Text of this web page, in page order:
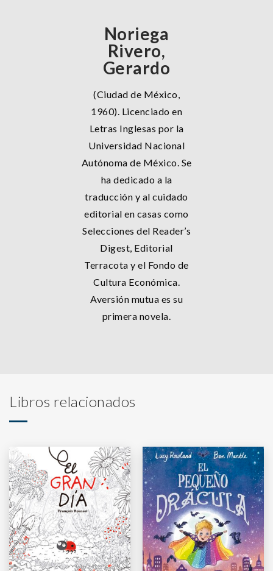
Noriega
Rivero,
Gerardo
(Ciudad de México,
1960). Licenciado en
Letras Inglesas por la
Universidad Nacional
Autónoma de México. Se
ha dedicado a la
traducción y al cuidado
editorial en casas como
Selecciones del Reader’s
Digest, Editorial
Terracota y el Fondo de
Cultura Económica.
Aversión mutua es su
primera novela.
Libros relacionados